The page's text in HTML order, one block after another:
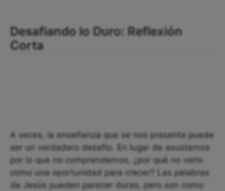
Desafiando lo Duro: Reflexión
Corta
A veces, la enseñanza que se nos presenta puede
ser un verdadero desafío. En lugar de asustarnos
por lo que no comprendemos, ¿por qué no verlo
como una oportunidad para crecer? Las palabras
de Jesús pueden parecer duras, pero son como